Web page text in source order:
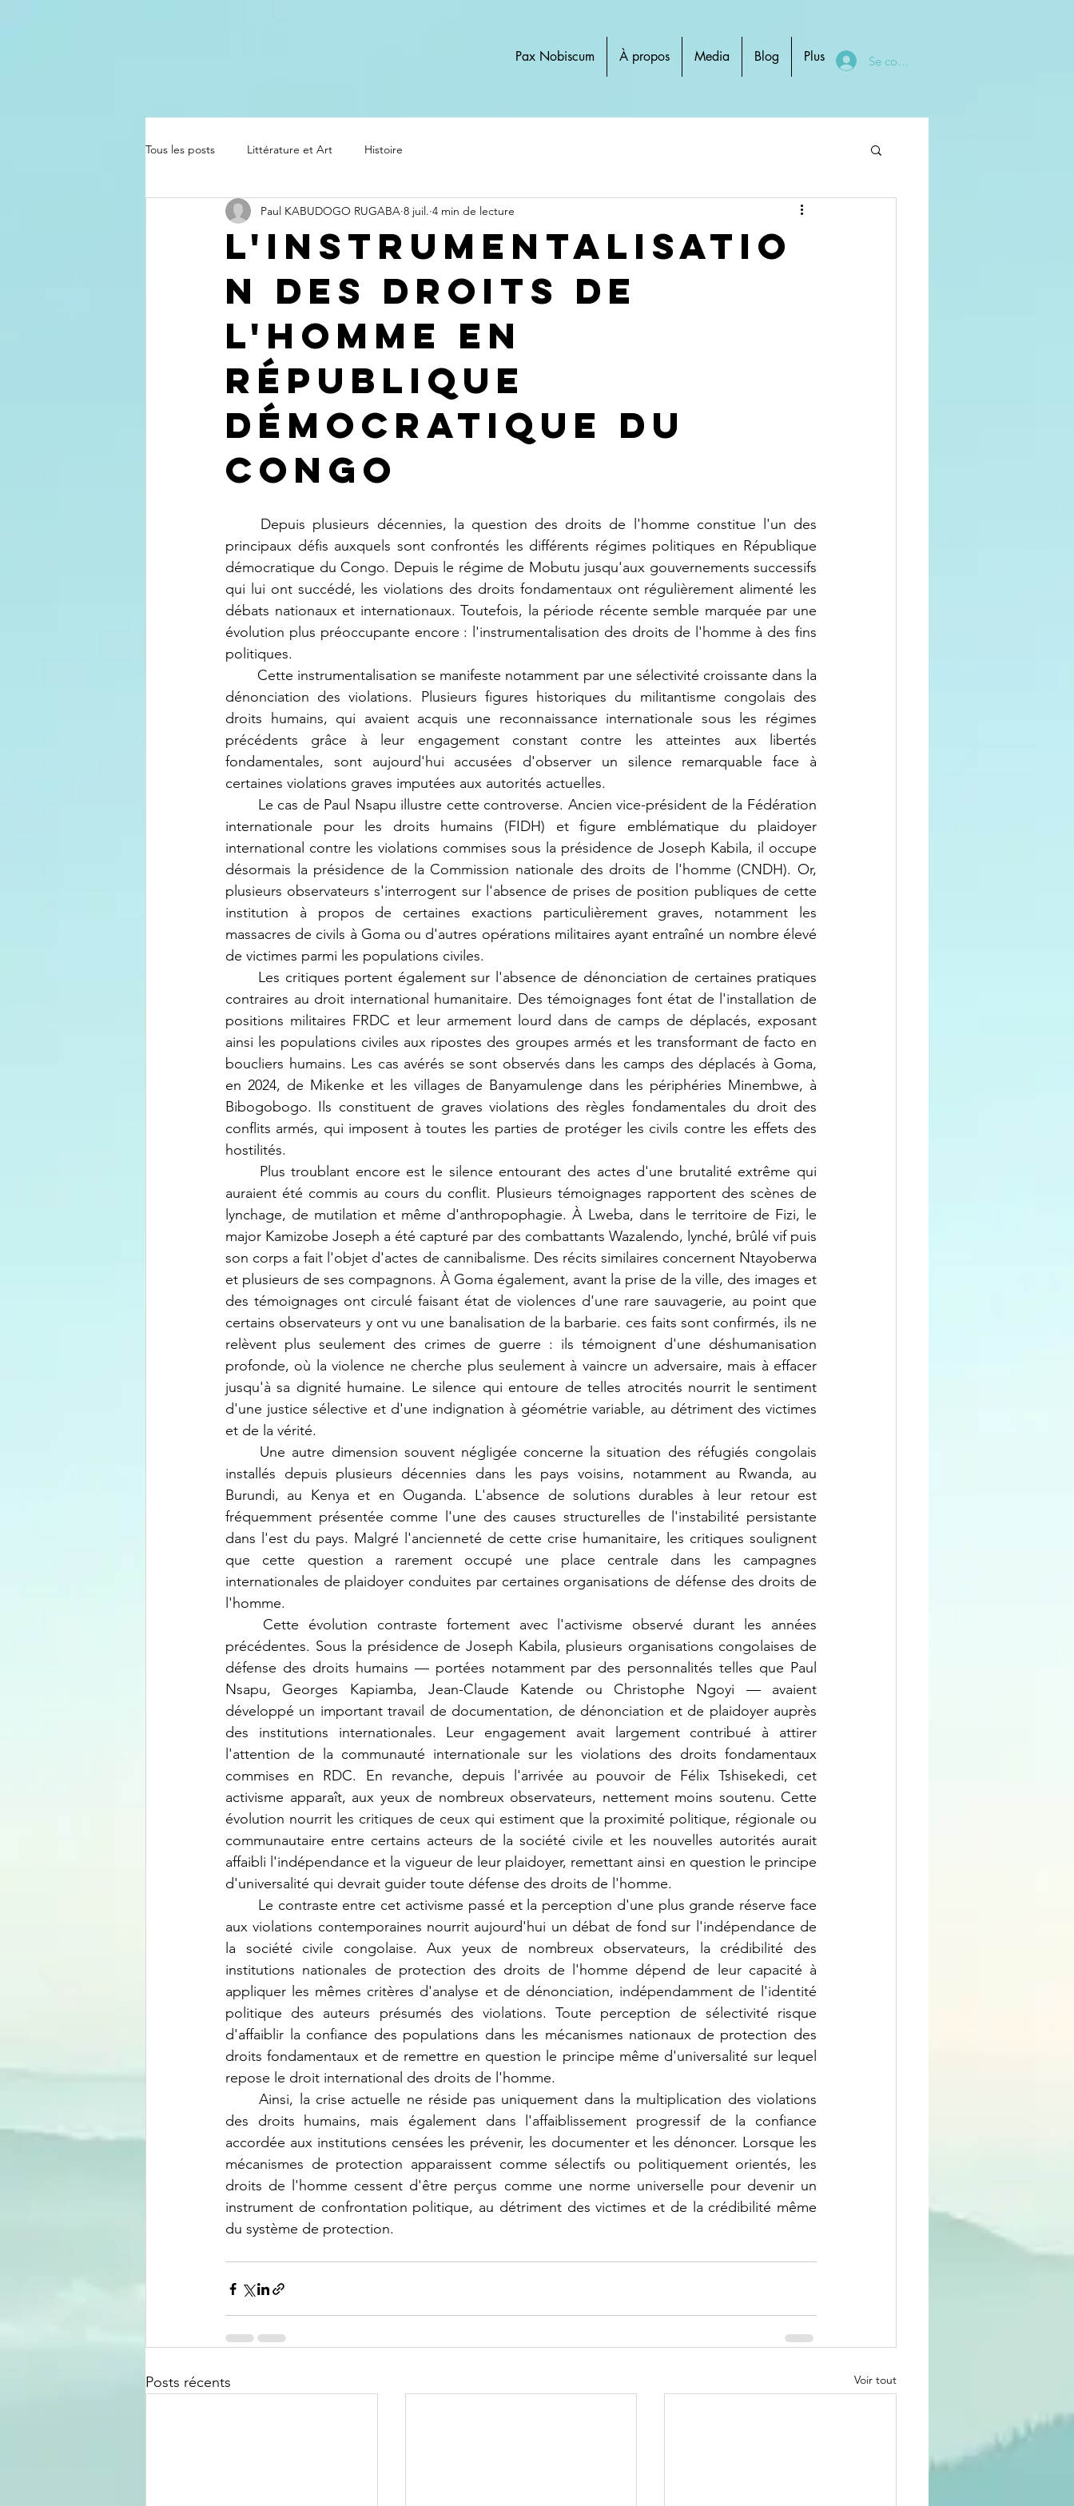
Pax Nobiscum À propos Media Blog Plus Se connecter
Tous les posts Littérature et Art Histoire
L'instrumentalisatio
n des droits de
l'homme en
République
démocratique du
Congo
Paul KABUDOGO RUGABA 8 juil. 4 min de lecture
principaux défis auxquels sont confrontés les différents régimes politiques en République
démocratique du Congo. Depuis le régime de Mobutu jusqu'aux gouvernements successifs
qui lui ont succédé, les violations des droits fondamentaux ont régulièrement alimenté les
débats nationaux et internationaux. Toutefois, la période récente semble marquée par une
évolution plus préoccupante encore : l'instrumentalisation des droits de l'homme à des fins
politiques.
dénonciation des violations. Plusieurs figures historiques du militantisme congolais des
droits humains, qui avaient acquis une reconnaissance internationale sous les régimes
précédents grâce à leur engagement constant contre les atteintes aux libertés
fondamentales, sont aujourd'hui accusées d'observer un silence remarquable face à
certaines violations graves imputées aux autorités actuelles.
internationale pour les droits humains (FIDH) et figure emblématique du plaidoyer
international contre les violations commises sous la présidence de Joseph Kabila, il occupe
désormais la présidence de la Commission nationale des droits de l'homme (CNDH). Or,
plusieurs observateurs s'interrogent sur l'absence de prises de position publiques de cette
institution à propos de certaines exactions particulièrement graves, notamment les
massacres de civils à Goma ou d'autres opérations militaires ayant entraîné un nombre élevé
de victimes parmi les populations civiles.
contraires au droit international humanitaire. Des témoignages font état de l'installation de
positions militaires FRDC et leur armement lourd dans de camps de déplacés, exposant
ainsi les populations civiles aux ripostes des groupes armés et les transformant de facto en
boucliers humains. Les cas avérés se sont observés dans les camps des déplacés à Goma,
en 2024, de Mikenke et les villages de Banyamulenge dans les périphéries Minembwe, à
Bibogobogo. Ils constituent de graves violations des règles fondamentales du droit des
conflits armés, qui imposent à toutes les parties de protéger les civils contre les effets des
hostilités.
Plus troublant encore est le silence entourant des actes d'une brutalité extrême qui
auraient été commis au cours du conflit. Plusieurs témoignages rapportent des scènes de
lynchage, de mutilation et même d'anthropophagie. À Lweba, dans le territoire de Fizi, le
major Kamizobe Joseph a été capturé par des combattants Wazalendo, lynché, brûlé vif puis
son corps a fait l'objet d'actes de cannibalisme. Des récits similaires concernent Ntayoberwa
et plusieurs de ses compagnons. À Goma également, avant la prise de la ville, des images et
des témoignages ont circulé faisant état de violences d'une rare sauvagerie, au point que
certains observateurs y ont vu une banalisation de la barbarie. ces faits sont confirmés, ils ne
relèvent plus seulement des crimes de guerre : ils témoignent d'une déshumanisation
profonde, où la violence ne cherche plus seulement à vaincre un adversaire, mais à effacer
jusqu'à sa dignité humaine. Le silence qui entoure de telles atrocités nourrit le sentiment
d'une justice sélective et d'une indignation à géométrie variable, au détriment des victimes
et de la vérité.
installés depuis plusieurs décennies dans les pays voisins, notamment au Rwanda, au
Burundi, au Kenya et en Ouganda. L'absence de solutions durables à leur retour est
fréquemment présentée comme l'une des causes structurelles de l'instabilité persistante
dans l'est du pays. Malgré l'ancienneté de cette crise humanitaire, les critiques soulignent
que cette question a rarement occupé une place centrale dans les campagnes
internationales de plaidoyer conduites par certaines organisations de défense des droits de
l'homme.
précédentes. Sous la présidence de Joseph Kabila, plusieurs organisations congolaises de
défense des droits humains — portées notamment par des personnalités telles que Paul
Nsapu, Georges Kapiamba, Jean-Claude Katende ou Christophe Ngoyi — avaient
développé un important travail de documentation, de dénonciation et de plaidoyer auprès
des institutions internationales. Leur engagement avait largement contribué à attirer
l'attention de la communauté internationale sur les violations des droits fondamentaux
commises en RDC. En revanche, depuis l'arrivée au pouvoir de Félix Tshisekedi, cet
activisme apparaît, aux yeux de nombreux observateurs, nettement moins soutenu. Cette
évolution nourrit les critiques de ceux qui estiment que la proximité politique, régionale ou
communautaire entre certains acteurs de la société civile et les nouvelles autorités aurait
affaibli l'indépendance et la vigueur de leur plaidoyer, remettant ainsi en question le principe
d'universalité qui devrait guider toute défense des droits de l'homme.
aux violations contemporaines nourrit aujourd'hui un débat de fond sur l'indépendance de
la société civile congolaise. Aux yeux de nombreux observateurs, la crédibilité des
institutions nationales de protection des droits de l'homme dépend de leur capacité à
appliquer les mêmes critères d'analyse et de dénonciation, indépendamment de l'identité
politique des auteurs présumés des violations. Toute perception de sélectivité risque
d'affaiblir la confiance des populations dans les mécanismes nationaux de protection des
droits fondamentaux et de remettre en question le principe même d'universalité sur lequel
repose le droit international des droits de l'homme.
	Ainsi, la crise actuelle ne réside pas uniquement dans la multiplication des violations
des droits humains, mais également dans l'affaiblissement progressif de la confiance
accordée aux institutions censées les prévenir, les documenter et les dénoncer. Lorsque les
mécanismes de protection apparaissent comme sélectifs ou politiquement orientés, les
droits de l'homme cessent d'être perçus comme une norme universelle pour devenir un
instrument de confrontation politique, au détriment des victimes et de la crédibilité même
du système de protection.
Posts récents Voir tout